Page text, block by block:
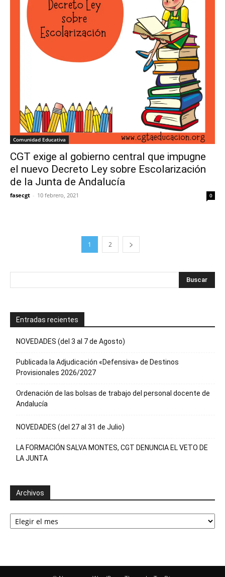
Comunidad Educativa
CGT exige al gobierno central que impugne
el nuevo Decreto Ley sobre Escolarización
de la Junta de Andalucía
fasecgt - 10 febrero, 2021 0
1 2
Entradas recientes
NOVEDADES (del 3 al 7 de Agosto)
Publicada la Adjudicación «Defensiva» de Destinos
Provisionales 2026/2027
Ordenación de las bolsas de trabajo del personal docente de
Andalucía
NOVEDADES (del 27 al 31 de Julio)
LA FORMACIÓN SALVA MONTES, CGT DENUNCIA EL VETO DE
LA JUNTA
Archivos
Archivos